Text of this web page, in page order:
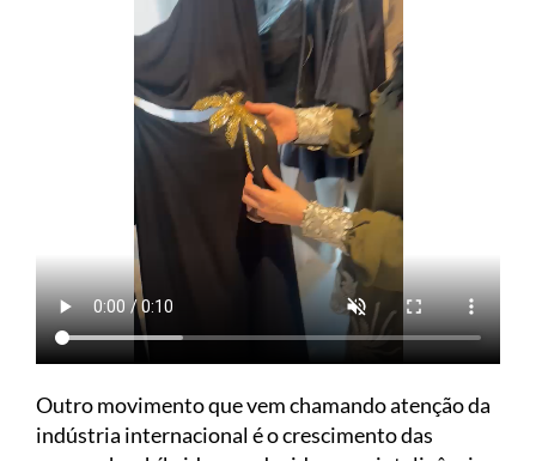
Outro movimento que vem chamando atenção da
indústria internacional é o crescimento das